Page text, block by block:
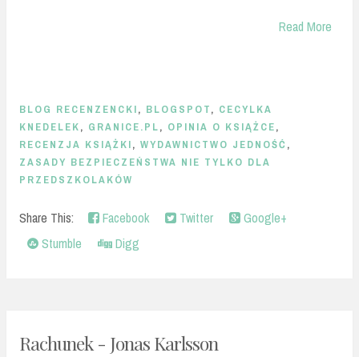
Read More
BLOG RECENZENCKI, BLOGSPOT, CECYLKA
KNEDELEK, GRANICE.PL, OPINIA O KSIĄŻCE,
RECENZJA KSIĄŻKI, WYDAWNICTWO JEDNOŚĆ ,
ZASADY BEZPIECZEŃSTWA NIE TYLKO DLA
PRZEDSZKOLAKÓW
Share This: Facebook Twitter
Google+
Stumble
Digg
Rachunek - Jonas Karlsson